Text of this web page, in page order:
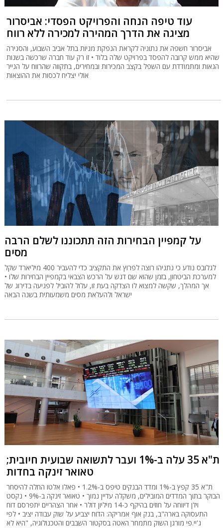
עוד טיפה הנחה והפרויקט הפסדי: אביסרור
מציגה את הדרך המהירה למכירה ללא רווח
אביסרור חשפה את נתוניה לקראת הנפקת מניות בתל אביב השבוע, והסגירה
שהיא ממש קרובה להפסד בפרויקט שלה בלוד • זו רק עוד חברה שרכשה בשנות
הגאות ומתמודדת עם השפל בקצב המכירות ובמחירים, בתקווה שהרווח על הנייר
אולי יצליח לכסות את ההוצאות
על קמפיין הבחירות הזה תתכוננו לשלם הרבה
מסים
לגלובס נודע כי נתניהו רוצה לפרוץ את התקציב כדי להעביר 400 מיליארד שקל
למערכת הביטחון, בזמן שהוא שם דגש על הרכש הצבאי בקמפיין הבחירות שלו •
אך המהלך, שקשה למצוא לו הצדקה בעת זו, עלול להוביל לפגיעה בדירוג של
ישראל ולהעלאת מסים משמעותית בשנה הבאה
ת"א 35 עלה ב-1% ועבר לתשואה שבועית חיובית;
טאואר זינקה בחדות
ת"א 35 קפץ ב-1% ומדד הבנקים טיפס ב-1.2% • פאלו אלטו החלה להיסחר
הבוקר בתוך המדדים המובילים, משקלה עדיין נמוך • טאואר זינקה ב-9% • נקסט
ויז'ן דיווחה על חוזים בהיקף כ-14 מיליון דולר • אחר הצהריים יתפרסם דוח
התעסוקה בארה"ב, בנק אוף אמריקה: הדוח יצביע על שוק עבודה יציב • לפי
ג'יי.פי מורגן השוק מתמחר האטה בסקטור השבבים והטכנולוגיה, "היא לא